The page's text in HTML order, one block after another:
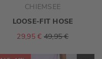
CHIEMSEE
LOOSE-FIT HOSE
29,95 € 49,95 €